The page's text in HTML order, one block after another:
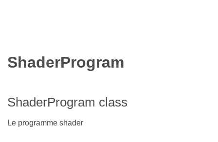
ShaderProgram
ShaderProgram class
Le programme shader